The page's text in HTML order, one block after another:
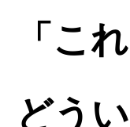
「こ
どう